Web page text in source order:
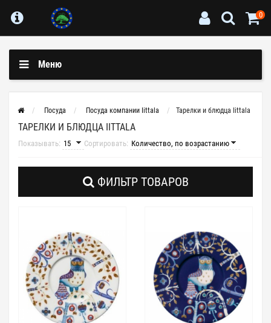
0
Меню
Посуда Посуда компании Iittala Тарелки и блюдца Iittala
ТАРЕЛКИ И БЛЮДЦА IITTALA
Показывать: Сортировать:
ФИЛЬТР ТОВАРОВ